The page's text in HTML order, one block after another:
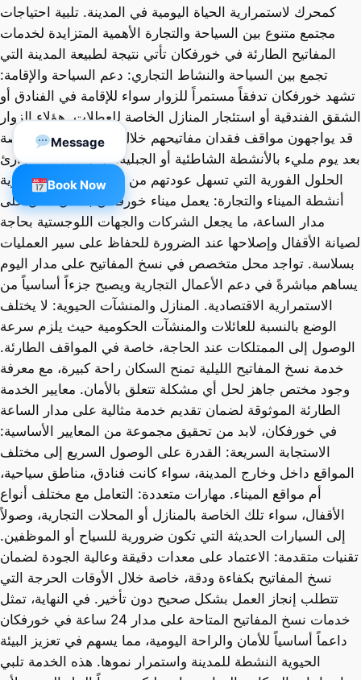
Message
Book Now
كمحرك لاستمرارية الحياة اليومية في المدينة. تلبية احتياجات
مجتمع متنوع بين السياحة والتجارة الأهمية المتزايدة لخدمات
المفاتيح الطارئة في خورفكان تأتي نتيجة لطبيعة المدينة التي
تجمع بين السياحة والنشاط التجاري: دعم السياحة والإقامة:
تشهد خورفكان تدفقاً مستمراً للزوار سواء للإقامة في الفنادق أو
الشقق الفندقية أو استئجار المنازل الخاصة للعطلات. هؤلاء الزوار
قد يواجهون مواقف فقدان مفاتيحهم خلال أوقات متأخرة، خاصة
بعد يوم مليء بالأنشطة الشاطئية أو الجبلية. توفر خدمة الطوارئ
الحلول الفورية التي تسهل عودتهم من دون مشقة. استمرارية
أنشطة الميناء والتجارة: يعمل ميناء خورفكان بشكل فعّال على
مدار الساعة، ما يجعل الشركات والجهات اللوجستية بحاجة
لصيانة الأقفال وإصلاحها عند الضرورة للحفاظ على سير العمليات
بسلاسة. تواجد محل متخصص في نسخ المفاتيح على مدار اليوم
يساهم مباشرةً في دعم الأعمال التجارية ويصبح جزءاً أساسياً من
الاستمرارية الاقتصادية. المنازل والمنشآت الحيوية: لا يختلف
الوضع بالنسبة للعائلات والمنشآت الحكومية حيث يلزم سرعة
الوصول إلى الممتلكات عند الحاجة، خاصة في المواقف الطارئة.
خدمة نسخ المفاتيح الليلية تمنح السكان راحة كبيرة، مع معرفة
وجود مختص جاهز لحل أي مشكلة تتعلق بالأمان. معايير الخدمة
الطارئة الموثوقة لضمان تقديم خدمة مثالية على مدار الساعة
في خورفكان، لابد من تحقيق مجموعة من المعايير الأساسية:
الاستجابة السريعة: القدرة على الوصول السريع إلى مختلف
المواقع داخل وخارج المدينة، سواء كانت فنادق، مناطق سياحية،
أم مواقع الميناء. مهارات متعددة: التعامل مع مختلف أنواع
الأقفال، سواء تلك الخاصة بالمنازل أو المحلات التجارية، وصولاً
إلى السيارات الحديثة التي تكون ضرورية للسياح أو الموظفين.
تقنيات متقدمة: الاعتماد على معدات دقيقة وعالية الجودة لضمان
نسخ المفاتيح بكفاءة ودقة، خاصة خلال الأوقات الحرجة التي
تتطلب إنجاز العمل بشكل صحيح دون تأخير. في النهاية، تمثل
خدمات نسخ المفاتيح المتاحة على مدار 24 ساعة في خورفكان
داعماً أساسياً للأمان والراحة اليومية، مما يسهم في تعزيز البيئة
الحيوية النشطة للمدينة واستمرار نموها. هذه الخدمة تلبي